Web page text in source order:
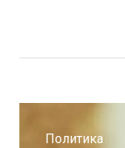
Политика